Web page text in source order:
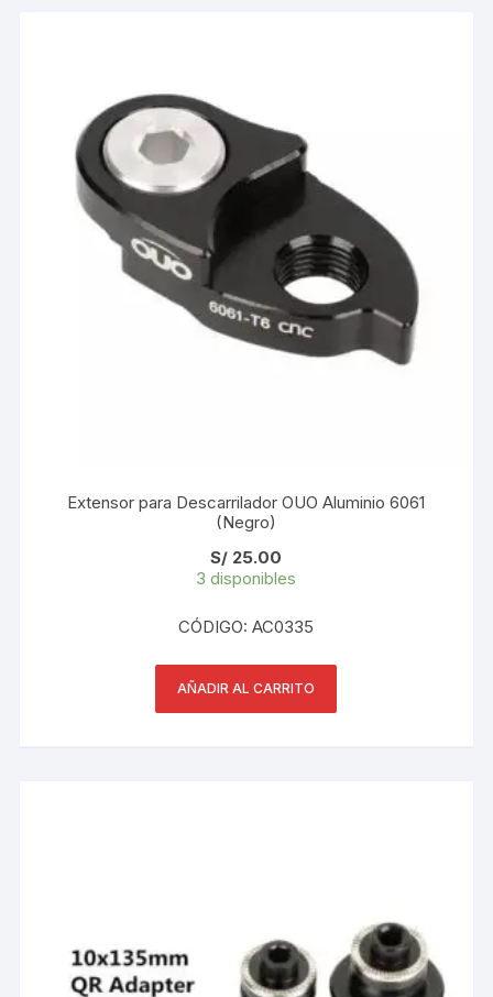
Extensor para Descarrilador OUO Aluminio 6061
(Negro)
S/ 25.00
3 disponibles
CÓDIGO: AC0335
AÑADIR AL CARRITO